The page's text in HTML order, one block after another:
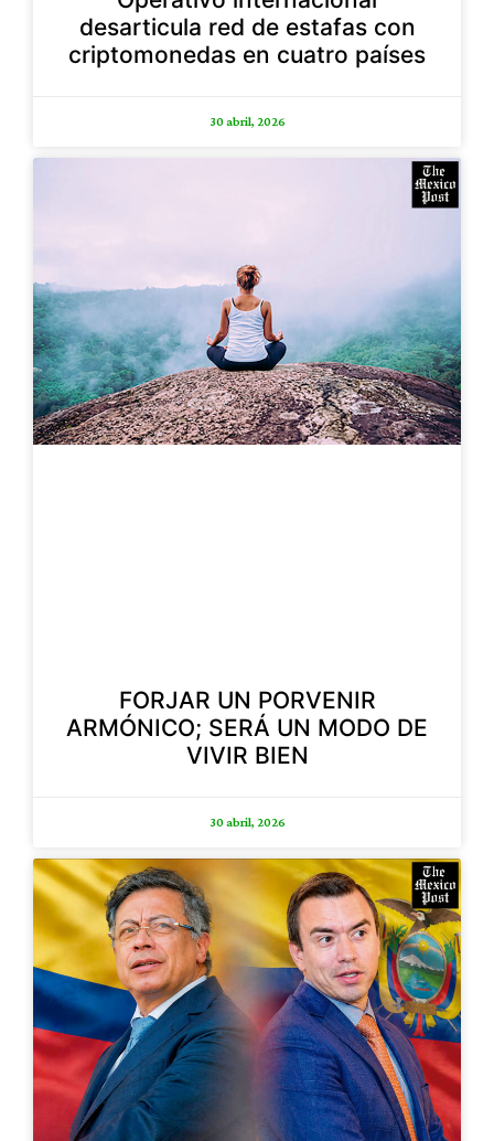
desarticula red de estafas con
criptomonedas en cuatro países
30 abril, 2026
FORJAR UN PORVENIR
ARMÓNICO; SERÁ UN MODO DE
VIVIR BIEN
30 abril, 2026